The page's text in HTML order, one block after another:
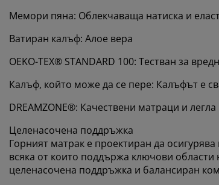
Мемори пяна: Облекчаваща натиска и
Ватиран калъф: Алое вера
OEKO-TEX® STANDARD 100: Тестван за
Калъф, който може да се пере: Калъфът е
DREAMZONE®: Качествени матраци и
Целенасочена поддръжка
Горният матрак е проектиран да
всяка от които поддържа ключови области
целенасочена поддръжка и балансиран